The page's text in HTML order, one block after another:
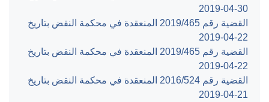
‎2019-04-30‏
القضية رقم ‎465‏/‎2019‏ المنعقدة في محكمة النقض بتاريخ
‎2019-04-22‏
القضية رقم ‎465‏/‎2019‏ المنعقدة في محكمة النقض بتاريخ
‎2019-04-22‏
القضية رقم ‎524‏/‎2016‏ المنعقدة في محكمة النقض بتاريخ
‎2019-04-21‏